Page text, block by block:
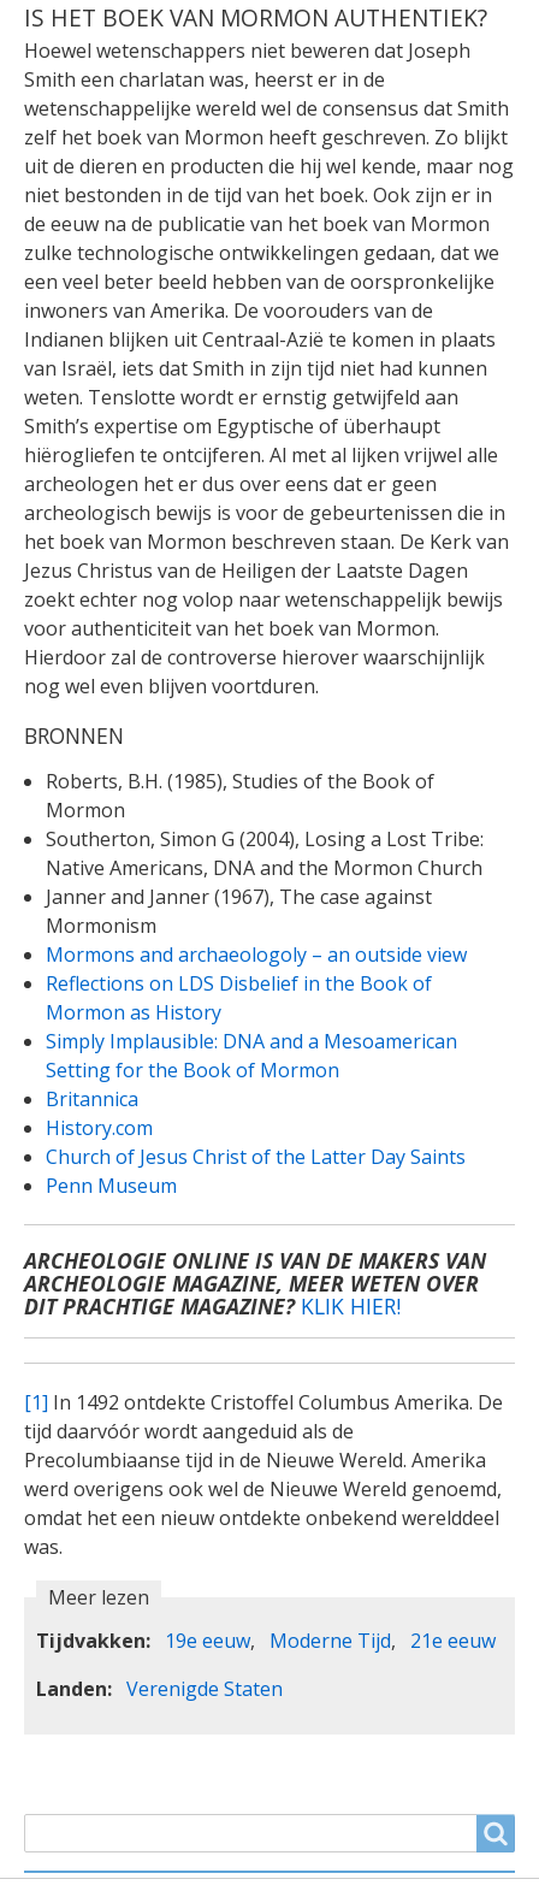
IS HET BOEK VAN MORMON AUTHENTIEK?
Hoewel wetenschappers niet beweren dat Joseph
Smith een charlatan was, heerst er in de
wetenschappelijke wereld wel de consensus dat Smith
zelf het boek van Mormon heeft geschreven. Zo blijkt
uit de dieren en producten die hij wel kende, maar nog
niet bestonden in de tijd van het boek. Ook zijn er in
de eeuw na de publicatie van het boek van Mormon
zulke technologische ontwikkelingen gedaan, dat we
een veel beter beeld hebben van de oorspronkelijke
inwoners van Amerika. De voorouders van de
Indianen blijken uit Centraal-Azië te komen in plaats
van Israël, iets dat Smith in zijn tijd niet had kunnen
weten. Tenslotte wordt er ernstig getwijfeld aan
Smith’s expertise om Egyptische of überhaupt
hiërogliefen te ontcijferen. Al met al lijken vrijwel alle
archeologen het er dus over eens dat er geen
archeologisch bewijs is voor de gebeurtenissen die in
het boek van Mormon beschreven staan. De Kerk van
Jezus Christus van de Heiligen der Laatste Dagen
zoekt echter nog volop naar wetenschappelijk bewijs
voor authenticiteit van het boek van Mormon.
Hierdoor zal de controverse hierover waarschijnlijk
nog wel even blijven voortduren.
BRONNEN
Roberts, B.H. (1985), Studies of the Book of
Mormon
Southerton, Simon G (2004), Losing a Lost Tribe:
Native Americans, DNA and the Mormon Church
Janner and Janner (1967), The case against
Mormonism
Mormons and archaeologoly – an outside view
Reflections on LDS Disbelief in the Book of
Mormon as History
Simply Implausible: DNA and a Mesoamerican
Setting for the Book of Mormon
Britannica
History.com
Church of Jesus Christ of the Latter Day Saints
Penn Museum
ARCHEOLOGIE ONLINE IS VAN DE MAKERS VAN
ARCHEOLOGIE MAGAZINE, MEER WETEN OVER
DIT PRACHTIGE MAGAZINE? KLIK HIER!
[1] In 1492 ontdekte Cristoffel Columbus Amerika. De
tijd daarvóór wordt aangeduid als de
Precolumbiaanse tijd in de Nieuwe Wereld. Amerika
werd overigens ook wel de Nieuwe Wereld genoemd,
omdat het een nieuw ontdekte onbekend werelddeel
was.
Meer lezen
Tijdvakken
19e eeuw Moderne Tijd
21e eeuw
Landen
Verenigde Staten
ZOEKVELD